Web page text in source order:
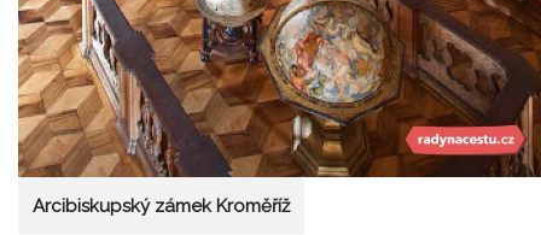
Arcibiskupský zámek Kroměříž